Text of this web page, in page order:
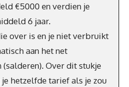
€5000 en verdien je
6 jaar.
over is en je niet verbruikt
aan het net
Over dit stukje
hetzelfde tarief als je zou